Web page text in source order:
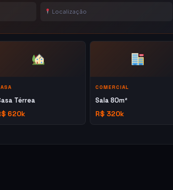
Localização
Térrea
620k
COMERCIAL
Sala 80m²
R$ 320k